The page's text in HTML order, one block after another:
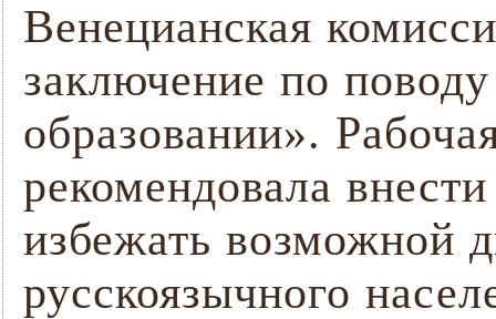
Венецианская
заключение по
образовании».
рекомендовала
избежать возможной
русскоязычного